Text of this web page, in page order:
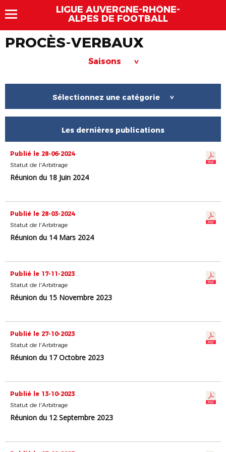
LIGUE AUVERGNE-RHÔNE-
ALPES DE FOOTBALL
PROCÈS-VERBAUX
Saisons >
Sélectionnez une catégorie >
Les dernières publications
Publié le 28-06-2024
Statut de l'Arbitrage
Réunion du 18 Juin 2024
Publié le 28-03-2024
Statut de l'Arbitrage
Réunion du 14 Mars 2024
Publié le 17-11-2023
Statut de l'Arbitrage
Réunion du 15 Novembre 2023
Publié le 27-10-2023
Statut de l'Arbitrage
Réunion du 17 Octobre 2023
Publié le 13-10-2023
Statut de l'Arbitrage
Réunion du 12 Septembre 2023